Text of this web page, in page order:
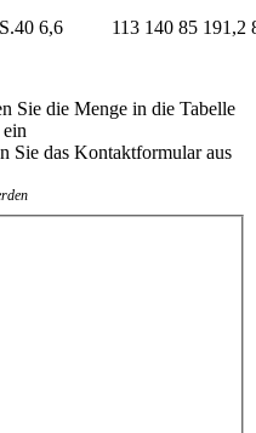
6,6 113 140 85 191,2
Sie die Menge in die Tabelle
ein
Sie das Kontaktformular aus